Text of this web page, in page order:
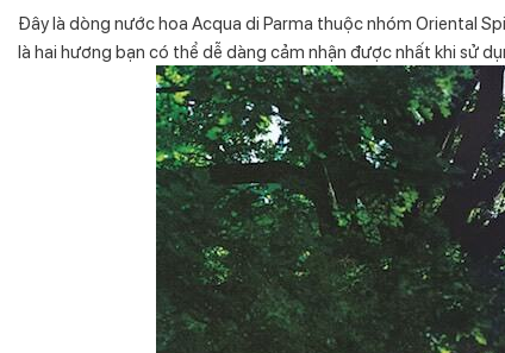
Đây là dòng nước hoa Acqua di Parma thuộc nhóm Oriental
là hai hương bạn có thể dễ dàng cảm nhận được nhất khi sử